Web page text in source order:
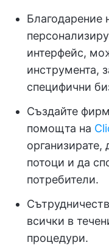
Благодарение
интерфейс,
инструмента,
специфични
Създайте
помощта на
потоци и да
потребители.
всички в
процедури.